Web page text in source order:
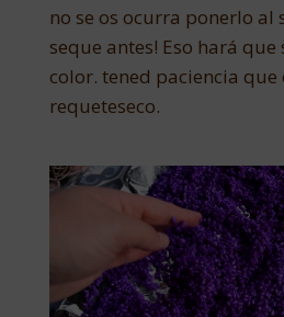
no se os ocurra ponerlo al
seque antes! Eso hará que
color. tened paciencia que
requeteseco.